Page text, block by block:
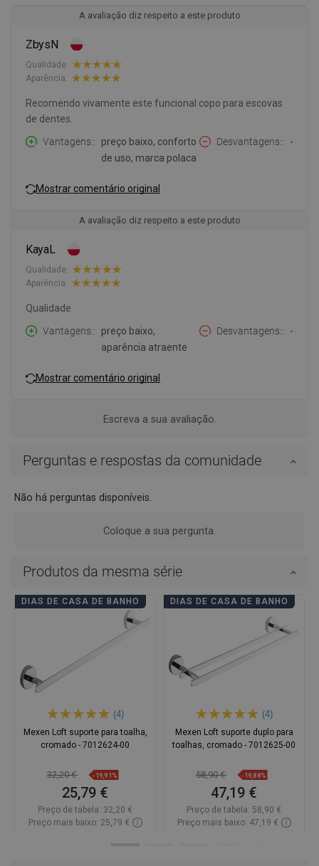
A avaliação diz respeito a este produto
ZbysN
Qualidade:
Aparência:
Recomendo vivamente este funcional copo para escovas
de dentes.
Vantagens:
preço baixo, conforto
de uso, marca polaca
Desvantagens: -
Mostrar comentário original
A avaliação diz respeito a este produto
KayaL
Qualidade:
Aparência:
Qualidade
Vantagens:
preço baixo,
aparência atraente
Desvantagens: -
Mostrar comentário original
Escreva a sua avaliação.
Perguntas e respostas da comunidade
Não há perguntas disponíveis.
Coloque a sua pergunta.
Produtos da mesma série
DIAS DE CASA DE BANHO
(4)
Mexen Loft suporte para toalha,
cromado - 7012624-00
32,20 € -19,91%
25,79 €
Preço de tabela: 32,20 €
Preço mais baixo: 25,79 €
DIAS DE CASA DE BANHO
(4)
Mexen Loft suporte duplo para
toalhas, cromado - 7012625-00
58,90 € -19,88%
47,19 €
Preço de tabela: 58,90 €
Preço mais baixo: 47,19 €